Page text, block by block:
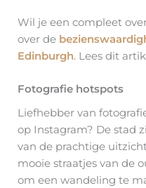
Wil je een compleet
over de
Edinburgh. Lees dit
Fotografie hotspots
Liefhebber van
op Instagram? De stad
van de prachtige
mooie straatjes van de
om een wandeling te